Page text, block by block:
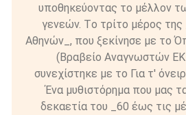
υποθηκεύοντας το μέλλον
γενεών. Tο τρίτο μέρος
Aθηνών_, που ξεκίνησε με το
(Bραβείο Aναγνωστών
συνεχίστηκε με το Για τ'
Ένα μυθιστόρημα που μας
δεκαετία του _60 έως τις